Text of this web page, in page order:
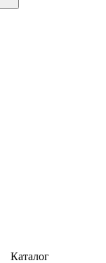
Каталог